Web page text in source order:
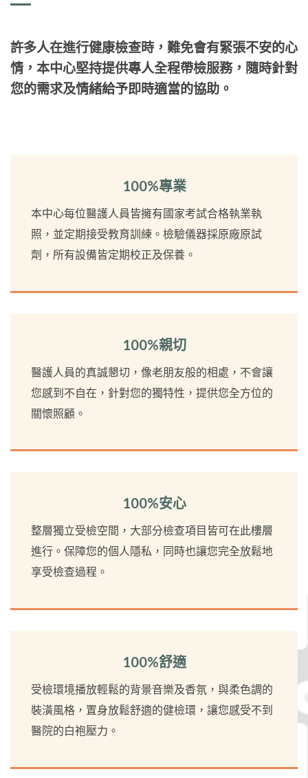
許多人在進行健康檢查時，難免會有緊張不安的心
情，本中心堅持提供專人全程帶檢服務，隨時針對
您的需求及情緒給予即時適當的協助。
100%專業
本中心每位醫護人員皆擁有國家考試合格執業執
照，並定期接受教育訓練。檢驗儀器採原廠原試
劑，所有設備皆定期校正及保養。
100%親切
醫護人員的真誠懇切，像老朋友般的相處，不會讓
您感到不自在，針對您的獨特性，提供您全方位的
關懷照顧。
100%安心
整層獨立受檢空間，大部分檢查項目皆可在此樓層
進行。保障您的個人隱私，同時也讓您完全放鬆地
享受檢查過程。
100%舒適
受檢環境播放輕鬆的背景音樂及香氛，與柔色調的
裝潢風格，置身放鬆舒適的健檢環，讓您感受不到
醫院的白袍壓力。